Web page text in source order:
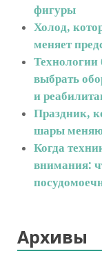
фигуры
Холод,
меняет
Технологии
выбрать
и
Праздник,
шары
Когда
внимания:
Архивы